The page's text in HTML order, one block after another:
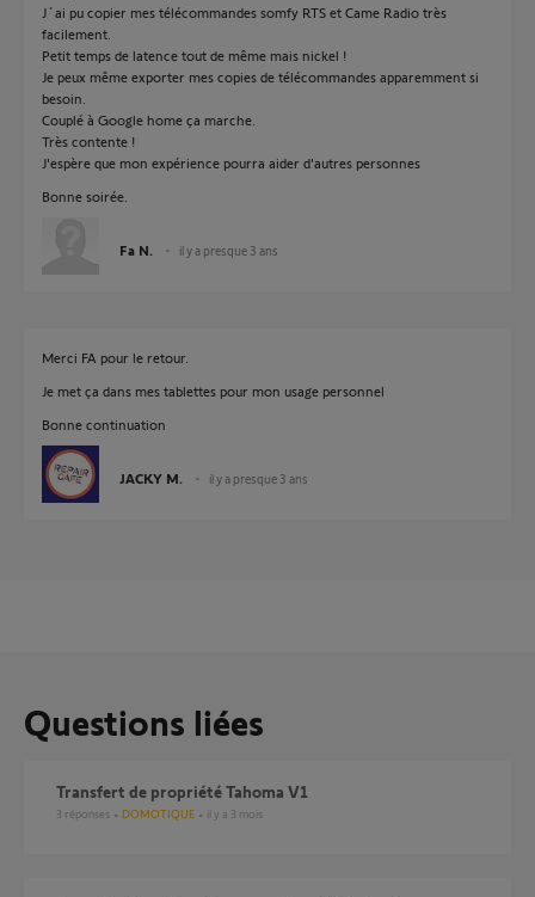
J´ai pu copier mes télécommandes somfy RTS et Came Radio très
facilement.
Petit temps de latence tout de même mais nickel !
Je peux même exporter mes copies de télécommandes apparemment si
besoin.
Couplé à Google home ça marche.
Très contente !
J'espère que mon expérience pourra aider d'autres personnes
Bonne soirée.
Fa N. il y a presque 3 ans
Merci FA pour le retour.
Je met ça dans mes tablettes pour mon usage personnel
Bonne continuation
JACKY M. il y a presque 3 ans
Questions liées
Transfert de propriété Tahoma V1
3 réponses DOMOTIQUE il y a 3 mois